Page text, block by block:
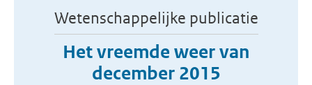
Wetenschappelijke publicatie
Het vreemde weer van
december 2015